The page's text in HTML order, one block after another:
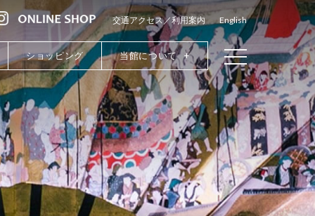
交通アクセス／利用案内 English
ショッピング 当館について